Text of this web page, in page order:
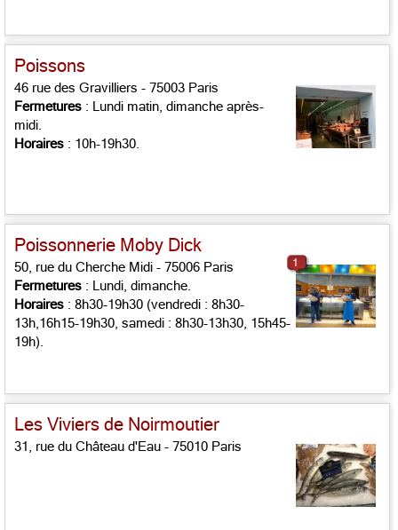
Poissons
46 rue des Gravilliers - 75003 Paris
Fermetures : Lundi matin, dimanche après-
midi.
Horaires : 10h-19h30.
Poissonnerie Moby Dick
50, rue du Cherche Midi - 75006 Paris
Fermetures : Lundi, dimanche.
Horaires : 8h30-19h30 (vendredi : 8h30-
13h,16h15-19h30, samedi : 8h30-13h30, 15h45-
19h).
1
Les Viviers de Noirmoutier
31, rue du Château d'Eau - 75010 Paris